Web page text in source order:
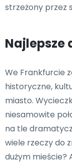
strzeżony przez
Najlepsze
We Frankfurcie
historyczne,
miasto.
niesamowite
na tle
wiele rzeczy do
dużym mieście?